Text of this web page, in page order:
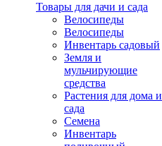
Товары для дачи и сада
Велосипеды
Велосипеды
Инвентарь садовый
Земля и
мульчирующие
средства
Растения для дома и
сада
Семена
Инвентарь